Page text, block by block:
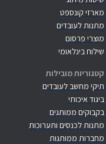
מארזי קונספט
מתנות לעובדים
מוצרי פרסום
שילוח בינלאומי
קטגוריות מובילות
תיקי מחשב לעובדים
ביגוד איכותי
בקבוקים ממותגים
מתנות לכנסים ותערוכות
מחברות ממותגות